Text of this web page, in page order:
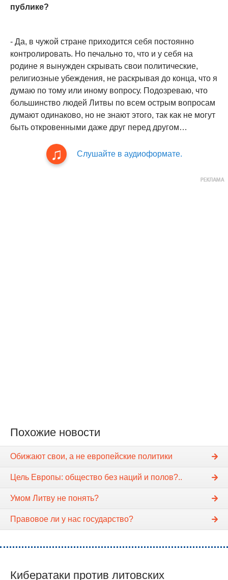
публике?
- Да, в чужой стране приходится себя постоянно
контролировать. Но печально то, что и у себя на
родине я вынужден скрывать свои политические,
религиозные убеждения, не раскрывая до конца, что я
думаю по тому или иному вопросу. Подозреваю, что
большинство людей Литвы по всем острым вопросам
думают одинаково, но не знают этого, так как не могут
быть откровенными даже друг перед другом…
Слушайте в аудиоформате.
Похожие новости
Обижают свои, а не европейские политики
Цель Европы: общество без наций и полов?..
Умом Литву не понять?
Правовое ли у нас государство?
Кибератаки против литовских